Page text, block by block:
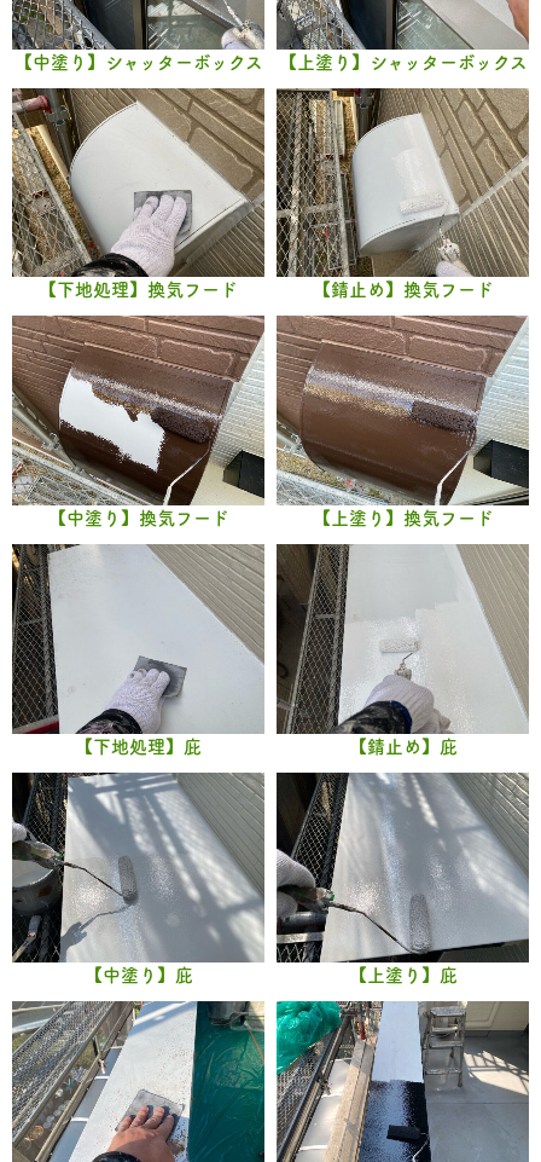
【中塗り】シャッターボックス 【上塗り】シャッターボックス
【下地処理】換気フード 【錆止め】換気フード
【中塗り】換気フード 【上塗り】換気フード
【下地処理】庇 【錆止め】庇
【中塗り】庇 【上塗り】庇